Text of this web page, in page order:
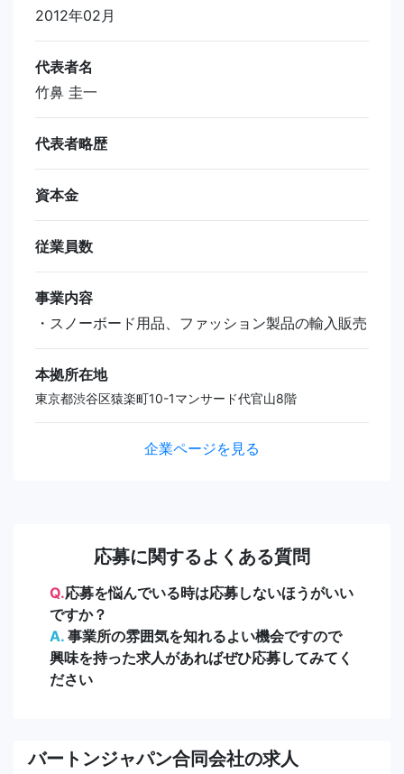
2012年02月
代表者名
竹鼻 圭一
代表者略歴
資本金
従業員数
事業内容
・スノーボード用品、ファッション製品の輸入販売
本拠所在地
東京都渋谷区猿楽町10-1マンサード代官山8階
企業ページを見る
応募に関するよくある質問
Q.応募を悩んでいる時は応募しないほうがいい
ですか？
A. 事業所の雰囲気を知れるよい機会ですので
興味を持った求人があればぜひ応募してみてく
ださい
バートンジャパン合同会社の求人